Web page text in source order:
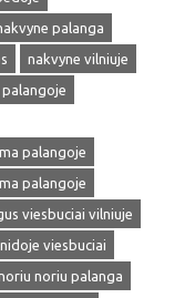
palanga
nakvyne vilniuje
palangoje
palangoje
viesbuciai vilniuje
nidoje viesbuciai
noriu palanga